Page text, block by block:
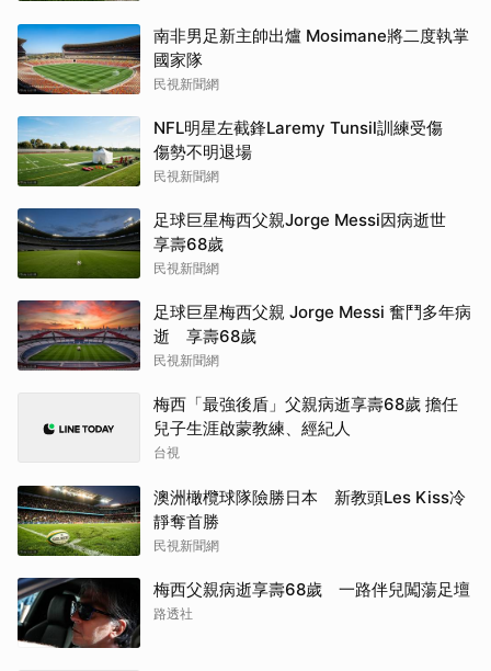
南非男足新主帥出爐 Mosimane將二度執掌
國家隊
民視新聞網
NFL明星左截鋒Laremy Tunsil訓練受傷
傷勢不明退場
民視新聞網
足球巨星梅西父親Jorge Messi因病逝世
享壽68歲
民視新聞網
足球巨星梅西父親 Jorge Messi 奮鬥多年病
逝 享壽68歲
民視新聞網
梅西「最強後盾」父親病逝享壽68歲 擔任
兒子生涯啟蒙教練、經紀人
台視
澳洲橄欖球隊險勝日本 新教頭Les Kiss冷
靜奪首勝
民視新聞網
梅西父親病逝享壽68歲 一路伴兒闖蕩足壇
路透社